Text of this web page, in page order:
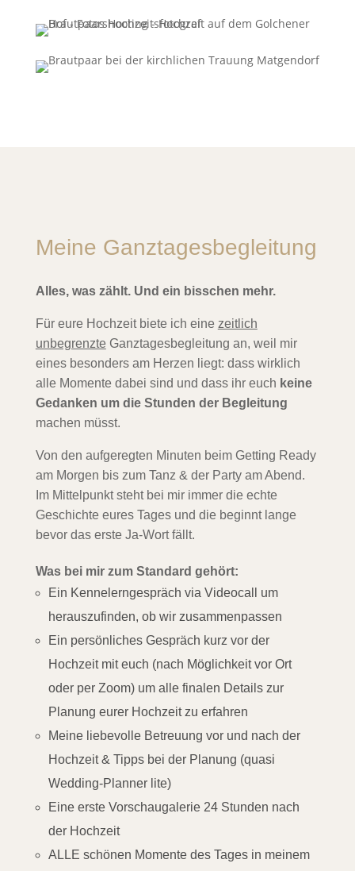
Meine Ganztagesbegleitung
Alles, was zählt. Und ein bisschen mehr.
Für eure Hochzeit biete ich eine zeitlich
unbegrenzteGanztagesbegleitung an, weil mir
eines besonders am Herzen liegt: dass wirklich
alle Momente dabei sind und dass ihr euch keine
Gedanken um die Stunden der Begleitung
machen müsst.
Von den aufgeregten Minuten beim Getting Ready
am Morgen bis zum Tanz & der Party am Abend.
Im Mittelpunkt steht bei mir immer die echte
Geschichte eures Tages und die beginnt lange
bevor das erste Ja-Wort fällt.
Was bei mir zum Standard gehört:
Ein Kennelerngespräch via Videocall um
herauszufinden, ob wir zusammenpassen
Ein persönliches Gespräch kurz vor der
Hochzeit mit euch (nach Möglichkeit vor Ort
oder per Zoom) um alle finalen Details zur
Planung eurer Hochzeit zu erfahren
Meine liebevolle Betreuung vor und nach der
Hochzeit & Tipps bei der Planung (quasi
Wedding-Planner lite)
Eine erste Vorschaugalerie 24 Stunden nach
der Hochzeit
ALLE schönen Momente des Tages in meinem